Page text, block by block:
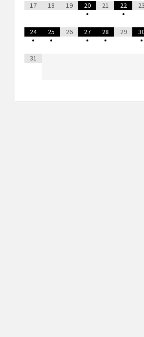
17 18 19
20
•
21
22
•
23
24
•
25
•
26
27
•
28
•
29
•
31